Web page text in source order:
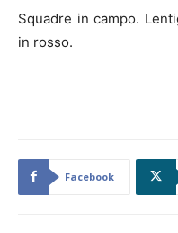
Squadre in campo.
in rosso.
Facebook